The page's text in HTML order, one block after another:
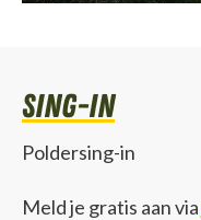
sing-in
Poldersing-in
Meld je gratis aan via